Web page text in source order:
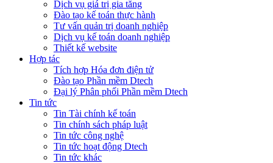
Dịch vụ giá trị gia tăng
Đào tạo kế toán thực hành
Tư vấn quản trị doanh nghiệp
Dịch vụ kế toán doanh nghiệp
Thiết kế website
Hợp tác
Tích hợp Hóa đơn điện tử
Đào tạo Phần mềm Dtech
Đại lý Phân phối Phần mềm Dtech
Tin tức
Tin Tài chính kế toán
Tin chính sách pháp luật
Tin tức công nghệ
Tin tức hoạt động Dtech
Tin tức khác